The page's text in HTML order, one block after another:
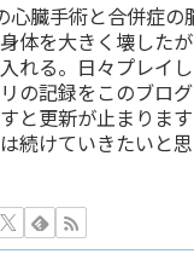
心臓手術と合併症の
体を大きく壊した
れる。日々プレイ
の記録をこのブロ
と更新が止まりま
続けていきたいと思